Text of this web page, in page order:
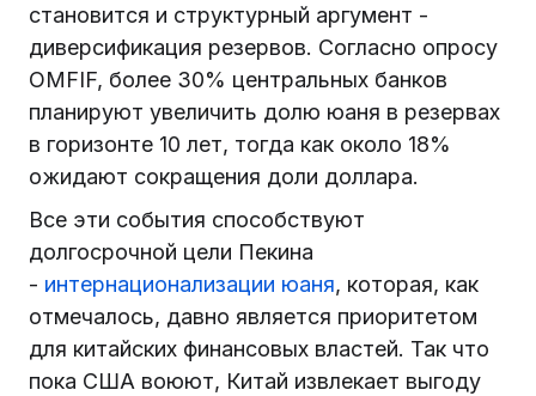
становится и структурный аргумент -
диверсификация резервов. Согласно опросу
OMFIF, более 30% центральных банков
планируют увеличить долю юаня в резервах
в горизонте 10 лет, тогда как около 18%
ожидают сокращения доли доллара.
Все эти события способствуют
долгосрочной цели Пекина
- интернационализации юаня, которая, как
отмечалось, давно является приоритетом
для китайских финансовых властей. Так что
пока США воюют, Китай извлекает выгоду